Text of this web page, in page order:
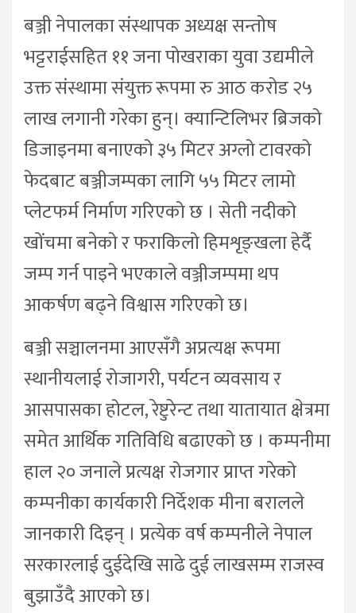
बञ्जी नेपालका संस्थापक अध्यक्ष सन्तोष
भट्टराईसहित ११ जना पोखराका युवा उद्यमीले
उक्त संस्थामा संयुक्त रूपमा रु आठ करोड २५
लाख लगानी गरेका हुन्। क्यान्टिलिभर ब्रिजको
डिजाइनमा बनाएको ३५ मिटर अग्लो टावरको
फेदबाट बञ्जीजम्पका लागि ५५ मिटर लामो
प्लेटफर्म निर्माण गरिएको छ । सेती नदीको
खोंचमा बनेको र फराकिलो हिमशृङ्खला हेर्दै
जम्प गर्न पाइने भएकाले वञ्जीजम्पमा थप
आकर्षण बढ्ने विश्वास गरिएको छ।
बञ्जी सञ्चालनमा आएसँगै अप्रत्यक्ष रूपमा
स्थानीयलाई रोजागरी, पर्यटन व्यवसाय र
आसपासका होटल, रेष्टुरेन्ट तथा यातायात क्षेत्रमा
समेत आर्थिक गतिविधि बढाएको छ । कम्पनीमा
हाल २० जनाले प्रत्यक्ष रोजगार प्राप्त गरेको
कम्पनीका कार्यकारी निर्देशक मीना बरालले
जानकारी दिइन् । प्रत्येक वर्ष कम्पनीले नेपाल
सरकारलाई दुईदेखि साढे दुई लाखसम्म राजस्व
बुझाउँदै आएको छ।